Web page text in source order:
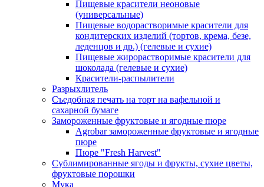
Пищевые красители неоновые
(универсальные)
Пищевые водорастворимые красители для
кондитерских изделий (тортов, крема, безе,
леденцов и др.) (гелевые и сухие)
Пищевые жирорастворимые красители для
шоколада (гелевые и сухие)
Красители-распылители
Разрыхлитель
Съедобная печать на торт на вафельной и
сахарной бумаге
Замороженные фруктовые и ягодные пюре
Agrobar замороженные фруктовые и ягодные
пюре
Пюре "Fresh Harvest"
Сублимированные ягоды и фрукты, сухие цветы,
фруктовые порошки
Мука